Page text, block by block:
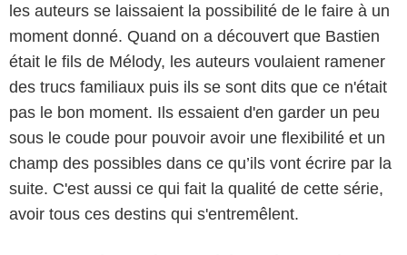
les auteurs se laissaient la possibilité de le faire à un
moment donné. Quand on a découvert que Bastien
était le fils de Mélody, les auteurs voulaient ramener
des trucs familiaux puis ils se sont dits que ce n'était
pas le bon moment. Ils essaient d'en garder un peu
sous le coude pour pouvoir avoir une flexibilité et un
champ des possibles dans ce qu’ils vont écrire par la
suite. C'est aussi ce qui fait la qualité de cette série,
avoir tous ces destins qui s'entremêlent.